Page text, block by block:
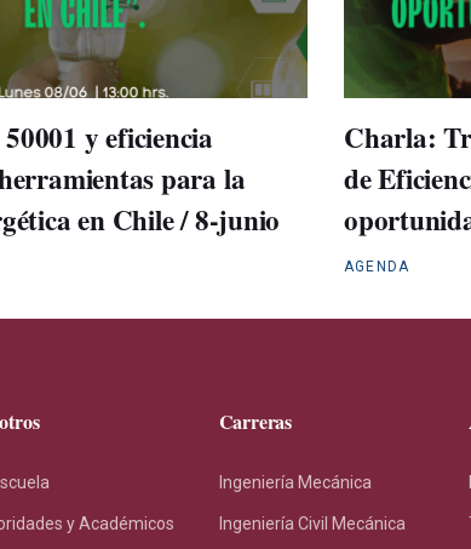
y eficiencia
para la
en Chile / 8-junio
Charla:
de
AGENDA
y Académicos
Carreras
Ingeniería Mecánica
Ingeniería Civil Mecánica